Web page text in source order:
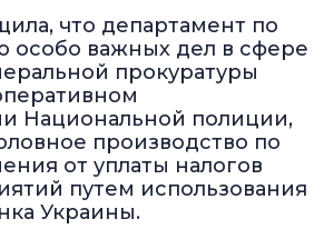
что департамент по
особо важных дел в сфере
прокуратуры
Национальной полиции,
производство по
от уплаты налогов
путем использования
Украины.